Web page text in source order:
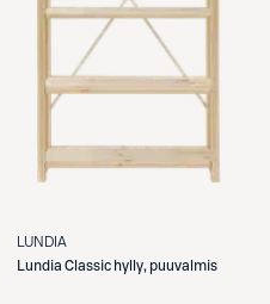
LUNDIA
Lundia Classic hylly, puuvalmis